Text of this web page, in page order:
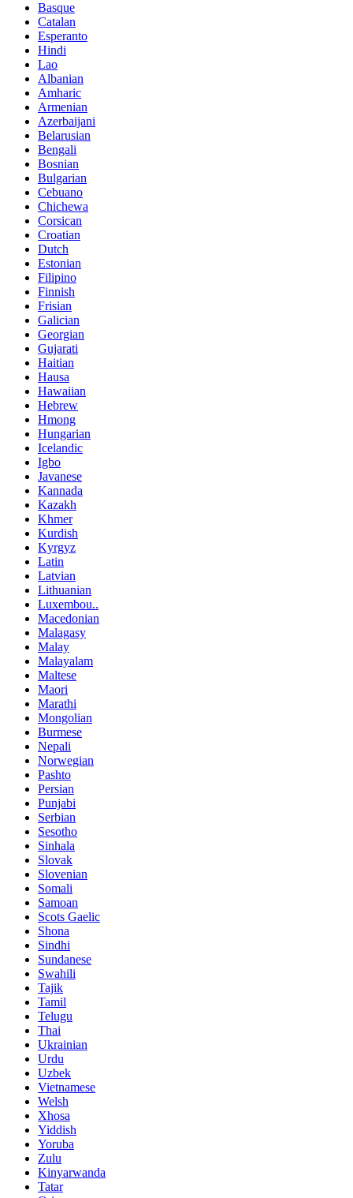
Basque
Catalan
Esperanto
Hindi
Lao
Albanian
Amharic
Armenian
Azerbaijani
Belarusian
Bengali
Bosnian
Bulgarian
Cebuano
Chichewa
Corsican
Croatian
Dutch
Estonian
Filipino
Finnish
Frisian
Galician
Georgian
Gujarati
Haitian
Hausa
Hawaiian
Hebrew
Hmong
Hungarian
Icelandic
Igbo
Javanese
Kannada
Kazakh
Khmer
Kurdish
Kyrgyz
Latin
Latvian
Lithuanian
Luxembou..
Macedonian
Malagasy
Malay
Malayalam
Maltese
Maori
Marathi
Mongolian
Burmese
Nepali
Norwegian
Pashto
Persian
Punjabi
Serbian
Sesotho
Sinhala
Slovak
Slovenian
Somali
Samoan
Scots Gaelic
Shona
Sindhi
Sundanese
Swahili
Tajik
Tamil
Telugu
Thai
Ukrainian
Urdu
Uzbek
Vietnamese
Welsh
Xhosa
Yiddish
Yoruba
Zulu
Kinyarwanda
Tatar